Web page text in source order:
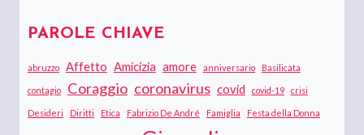
PAROLE CHIAVE
abruzzo Affetto Amicizia amore anniversario Basilicata
contagio Coraggio coronavirus covid covid-19 crisi
Desideri Diritti Etica Fabrizio De André Famiglia Festa della Donna